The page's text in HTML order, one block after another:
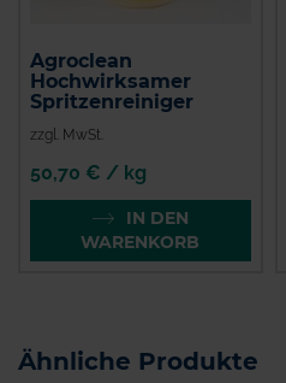
Agroclean
Hochwirksamer
Spritzenreiniger
zzgl. MwSt.
50,70 € / kg
IN DEN
WARENKORB
Ähnliche Produkte